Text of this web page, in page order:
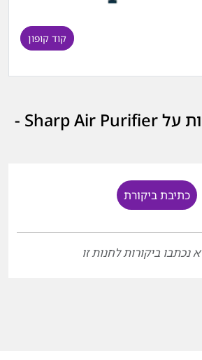
קוד קופון
המלצות וביקורות על Sharp Air Purifier -
כתיבת ביקורת
נכתבו ביקורות לחנות זו